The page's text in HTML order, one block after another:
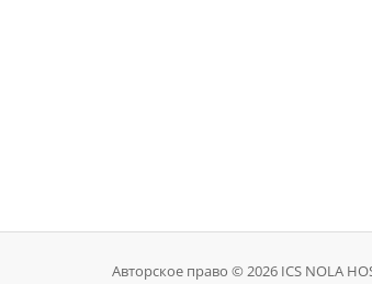
Авторское право © 2026 ICS NOLA